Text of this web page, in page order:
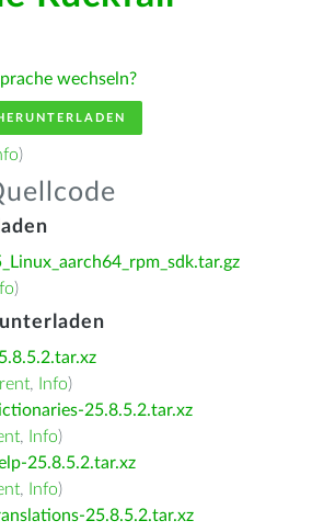
wechseln?
)
)
, Info)
25.8.5.2.tar.xz
, Info)
25.8.5.2.tar.xz
, Info)
25.8.5.2.tar.xz